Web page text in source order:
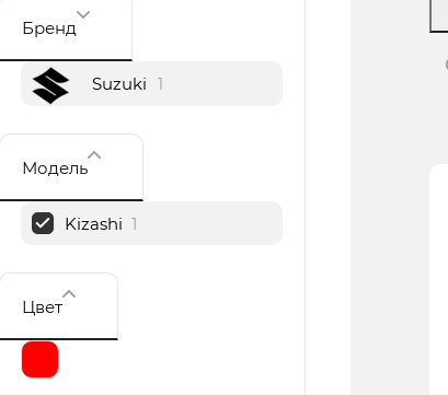
Бренд
Suzuki 1
Модель
Kizashi 1
Цвет